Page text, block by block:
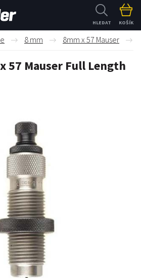
HLEDAT KOŠÍK
8 mm 8mm x 57 Mauser
57 Mauser Full Length